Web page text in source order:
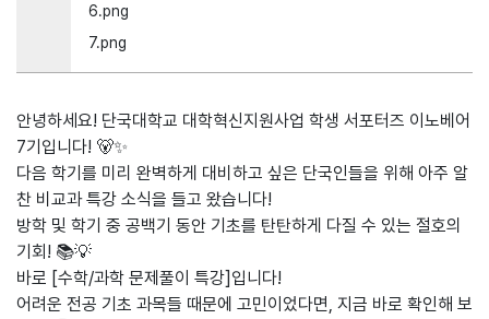
6.png
7.png
안녕하세요! 단국대학교 대학혁신지원사업 학생 서포터즈 이노베어
7기입니다! 🐻✨
다음 학기를 미리 완벽하게 대비하고 싶은 단국인들을 위해 아주 알
찬 비교과 특강 소식을 들고 왔습니다!
방학 및 학기 중 공백기 동안 기초를 탄탄하게 다질 수 있는 절호의
기회! 📚💡
바로 [수학/과학 문제풀이 특강]입니다!
어려운 전공 기초 과목들 때문에 고민이었다면, 지금 바로 확인해 보